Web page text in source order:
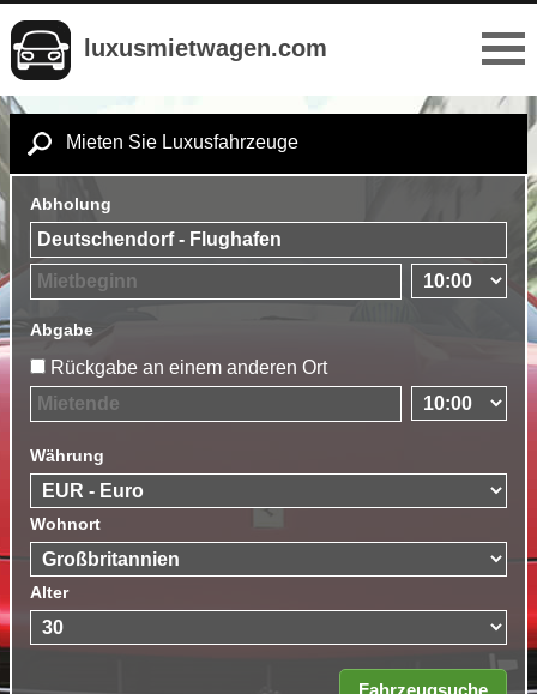
luxusmietwagen.com
Mieten Sie Luxusfahrzeuge
Abholung
Abgabe
Rückgabe an einem anderen Ort
Währung
Wohnort
Alter